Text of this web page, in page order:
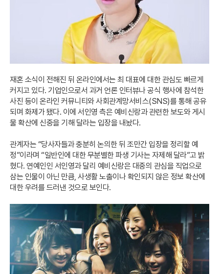
재혼 소식이 전해진 뒤 온라인에서는 최 대표에 대한 관심도 빠르게
커지고 있다. 기업인으로서 과거 언론 인터뷰나 공식 행사에 참석한
사진 등이 온라인 커뮤니티와 사회관계망서비스(SNS)를 통해 공유
되며 화제가 됐다. 이에 서인영 측은 예비신랑과 관련한 보도와 게시
물 확산에 신중을 기해 달라는 입장을 내놨다.
관계자는 “당사자들과 충분히 논의한 뒤 조만간 입장을 정리할 예
정”이라며 “일반인에 대한 무분별한 파생 기사는 자제해 달라”고 밝
혔다. 연예인인 서인영과 달리 예비신랑은 대중의 관심을 직업으로
삼는 인물이 아닌 만큼, 사생활 노출이나 확인되지 않은 정보 확산에
대한 우려를 드러낸 것으로 보인다.